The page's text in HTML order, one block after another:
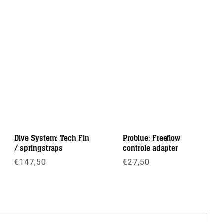
Dive System: Tech Fin
/ springstraps
€147,50
Problue: Freeflow
controle adapter
€27,50